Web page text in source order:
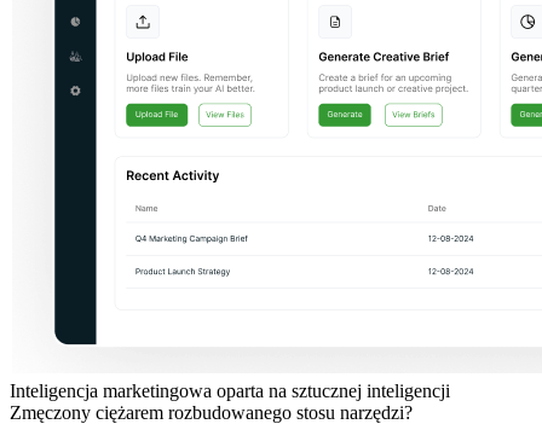
Inteligencja marketingowa oparta na sztucznej inteligencji
Zmęczony ciężarem rozbudowanego stosu narzędzi?